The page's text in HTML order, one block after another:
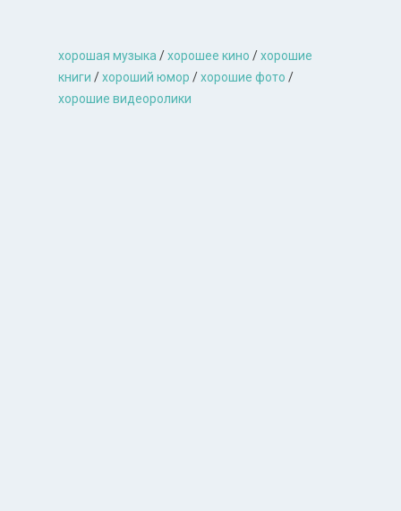
хорошая музыкa /хорошее кино /хорошие
книги /хороший юмор /хорошие фото /
хорошие видеоролики